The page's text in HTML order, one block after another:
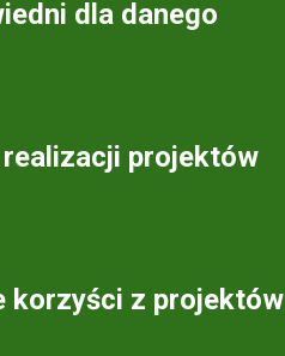
dla danego
projektów
korzyści z projektów